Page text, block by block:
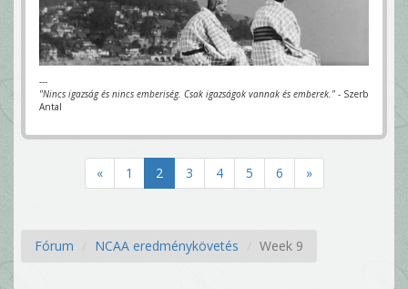
---
"Nincs igazság és nincs emberiség. Csak igazságok vannak és emberek." - Szerb
Antal
« 1 2 3 4 5 6 »
Fórum NCAA eredménykövetés Week 9